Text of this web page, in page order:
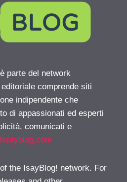
parte del network
comprende siti
indipendente che
di appassionati ed esperti
comunicati e
the IsayBlog! network. For